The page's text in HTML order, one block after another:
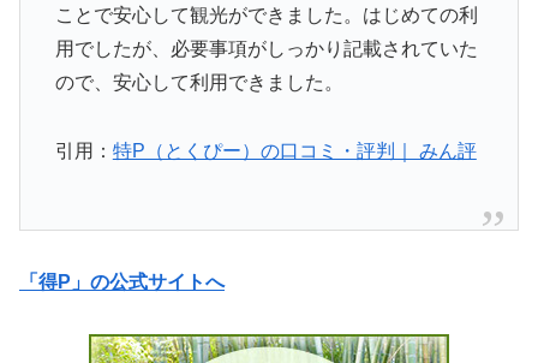
ことで安心して観光ができました。はじめての利
用でしたが、必要事項がしっかり記載されていた
ので、安心して利用できました。
引用： 特P（とくぴー）の口コミ・評判｜ みん評
「得P」の公式サイトへ